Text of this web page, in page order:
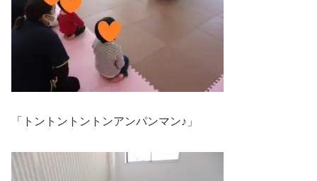
「トントントントンアンパンマン♪」